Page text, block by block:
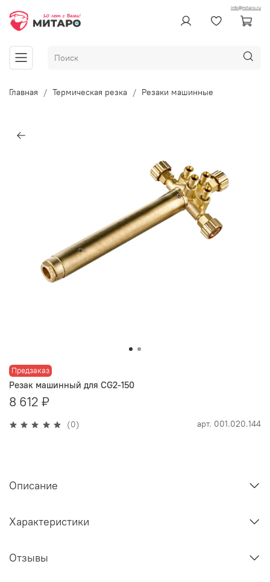
info@mitaro.ru
Главная Термическая резка Резаки машинные
Предзаказ
(0) арт. 001.020.144
Резак машинный для CG2-150
8 612 ₽
Описание
Характеристики
Отзывы